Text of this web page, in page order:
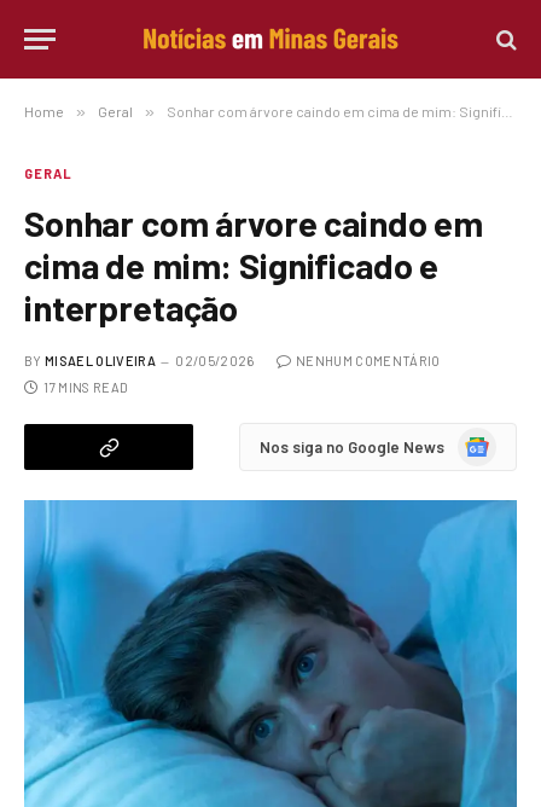
Home » Geral » Sonhar com árvore caindo em cima de mim: Significado e interpretação
GERAL
Sonhar com árvore caindo em
cima de mim: Significado e
interpretação
BY MISAEL OLIVEIRA 02/05/2026
NENHUM COMENTÁRIO
17 MINS READ
Nos siga no Google News
Google